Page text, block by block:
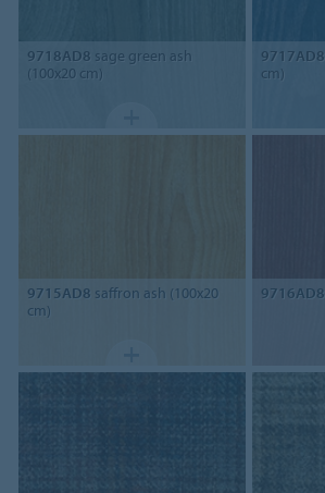
9718AD8 sage green ash
(100x20 cm)
9717AD8
cm)
9715AD8 saffron ash (100x20
cm)
9716AD8